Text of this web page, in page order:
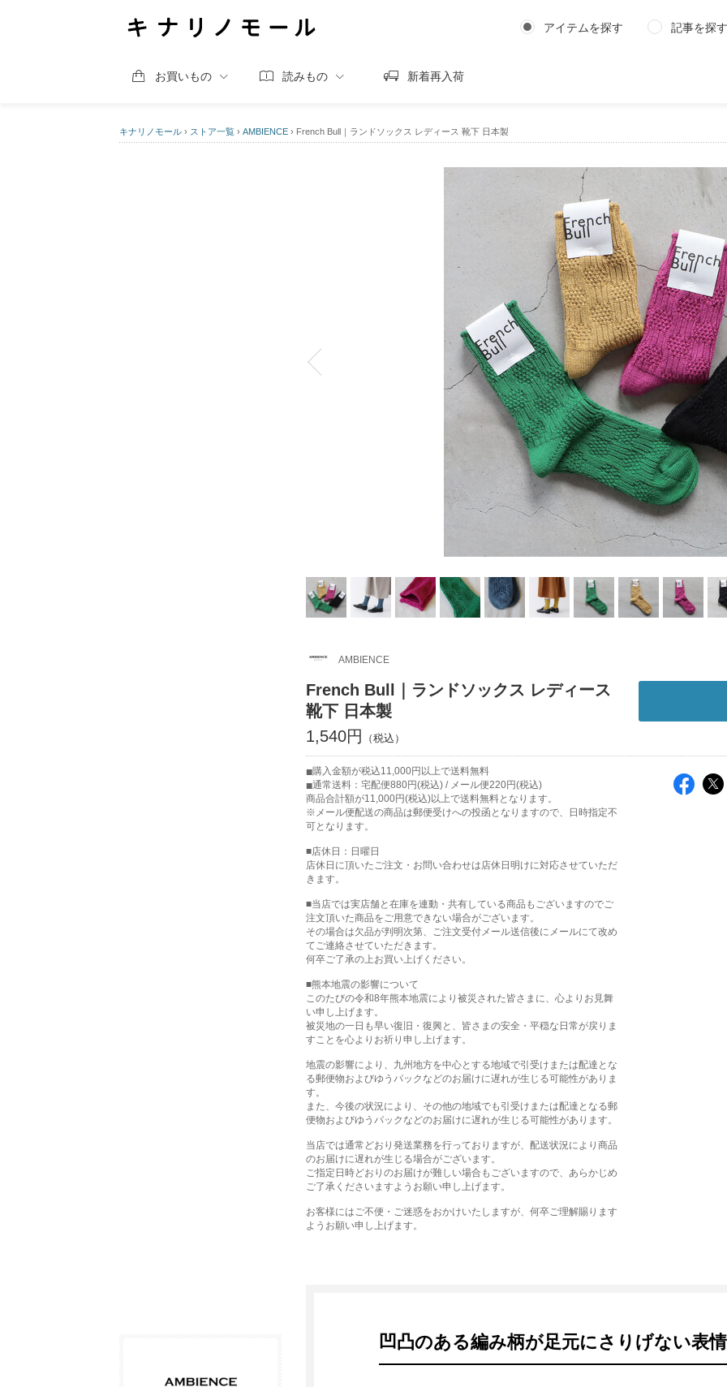
アイテムを探す 記事を探す
お買いもの 読みもの 新着再入荷
キナリノモール › ストア一覧 › AMBIENCE › French Bull｜ランドソックス レディース 靴下 日本製
AMBIENCE
French Bull｜ランドソックス レディース
靴下 日本製
1,540円
購入金額が税込11,000円以上で送料無料
通常送料：宅配便880円(税込) / メール便220円(税込)
商品合計額が11,000円(税込)以上で送料無料となります。
※メール便配送の商品は郵便受けへの投函となりますので、日時指定不
可となります。
■店休日：日曜日
店休日に頂いたご注文・お問い合わせは店休日明けに対応させていただ
きます。
■当店では実店舗と在庫を連動・共有している商品もございますのでご
注文頂いた商品をご用意できない場合がございます。
その場合は欠品が判明次第、ご注文受付メール送信後にメールにて改め
てご連絡させていただきます。
何卒ご了承の上お買い上げください。
■熊本地震の影響について
このたびの令和8年熊本地震により被災された皆さまに、心よりお見舞
い申し上げます。
被災地の一日も早い復旧・復興と、皆さまの安全・平穏な日常が戻りま
すことを心よりお祈り申し上げます。
地震の影響により、九州地方を中心とする地域で引受けまたは配達とな
る郵便物およびゆうパックなどのお届けに遅れが生じる可能性がありま
す。
また、今後の状況により、その他の地域でも引受けまたは配達となる郵
便物およびゆうパックなどのお届けに遅れが生じる可能性があります。
当店では通常どおり発送業務を行っておりますが、配送状況により商品
のお届けに遅れが生じる場合がございます。
ご指定日時どおりのお届けが難しい場合もございますので、あらかじめ
ご了承くださいますようお願い申し上げます。
お客様にはご不便・ご迷惑をおかけいたしますが、何卒ご理解賜ります
ようお願い申し上げます。
凹凸のある編み柄が足元にさりげない表